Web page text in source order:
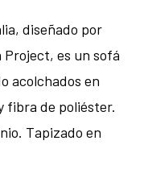
diseñado por
es un sofá
acolchados en
fibra de poliéster.
Tapizado en